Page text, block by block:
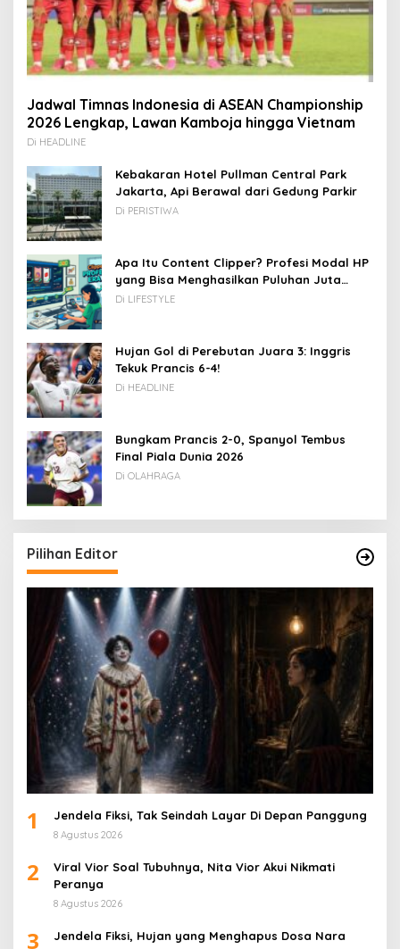
Jadwal Timnas Indonesia di ASEAN Championship
2026 Lengkap, Lawan Kamboja hingga Vietnam
Di HEADLINE
Kebakaran Hotel Pullman Central Park
Jakarta, Api Berawal dari Gedung Parkir
Di PERISTIWA
Apa Itu Content Clipper? Profesi Modal HP
yang Bisa Menghasilkan Puluhan Juta
Rupiah
Di LIFESTYLE
Hujan Gol di Perebutan Juara 3: Inggris
Tekuk Prancis 6-4!
Di HEADLINE
Bungkam Prancis 2-0, Spanyol Tembus
Final Piala Dunia 2026
Di OLAHRAGA
Pilihan Editor
1 Jendela Fiksi, Tak Seindah Layar Di Depan Panggung
8 Agustus 2026
2
Viral Vior Soal Tubuhnya, Nita Vior Akui Nikmati
Peranya
8 Agustus 2026
3 Jendela Fiksi, Hujan yang Menghapus Dosa Nara